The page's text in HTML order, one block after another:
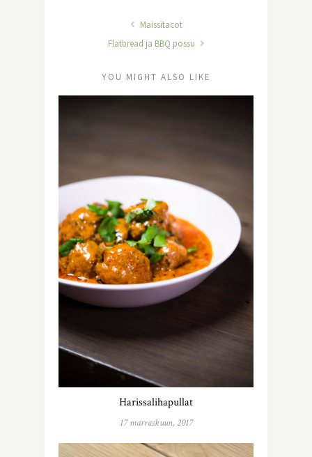
Maissitacot
Flatbread ja BBQ possu
YOU MIGHT ALSO LIKE
Harissalihapullat
17 marraskuun, 2017